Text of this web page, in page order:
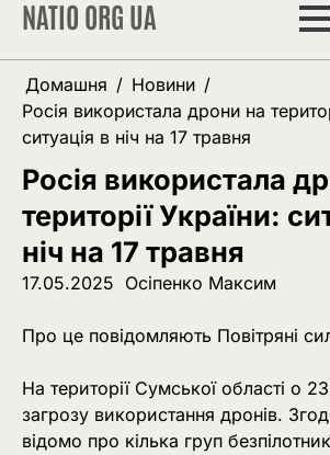
Перейти
вмісту
NATIO ORG UA
Домашня
Новини
Росія використала дрони на
ситуація в ніч на 17 травня
Росія використала
території України:
ніч на 17 травня
17.05.2025 Осіпенко Максим
Про це повідомляють Повітряні
На території Сумської області о
загрозу використання дронів.
відомо про кілька груп